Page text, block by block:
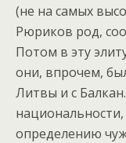
(не на самых
Рюриков род,
Потом в эту
они, впрочем,
Литвы и с
определению